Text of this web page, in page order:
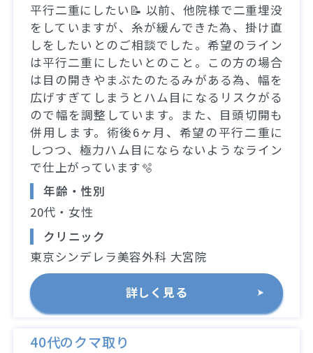
平行二重にしたい📝 以前、他院様で二重埋没
をしていますが、糸が緩んできた為、掛け直
しをしたいとのご相談でした。希望のライン
は平行二重にしたいとのこと。この方の場合
は目の開きやまぶたのたるみがある為、幅を
広げすぎてしまうとハム目になるリスクがる
ので幅を調整しています。また、目頭切開も
併用します。術後6ヶ月、希望の平行二重に
しつつ、極力ハム目にならないようなライン
で仕上がっています🫧
年齢・性別
20代・女性
クリニック
東京シンデレラ美容外科 大宮院
詳しく見る
40代のクマ取り